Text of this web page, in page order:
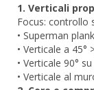
1. Verticali
Focus: controllo
• Superman
• Verticale a 45°
• Verticale 90°
• Verticale al